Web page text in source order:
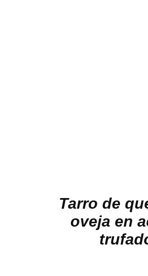
Tarro de
oveja en